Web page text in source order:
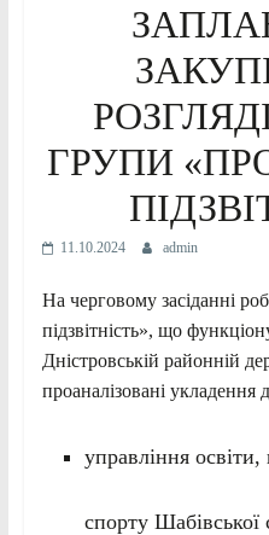
ГРУПИ
11.10.2024 admin
На черговому засіданні
підзвітність», що
Дністровській районній
проаналізовані укладення
управління освіти,
спорту Шабівської